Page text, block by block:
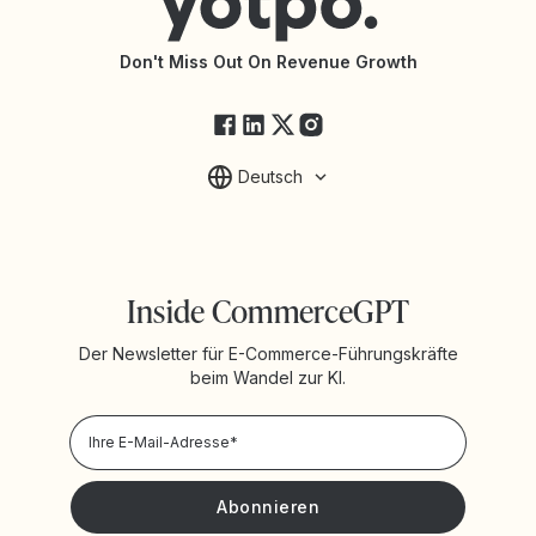
API-Dokumentation
Yotpo-ServicestatusDon't Miss Out On Revenue Growth
Deutsch
Inside CommerceGPT
Der Newsletter für E-Commerce-Führungskräfte
beim Wandel zur KI.